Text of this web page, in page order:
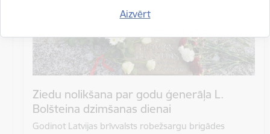
Aizvērt
Ziedu nolikšana par godu ģenerāļa L.
Bolšteina dzimšanas dienai
Godinot Latvijas brīvvalsts robežsargu brigādes